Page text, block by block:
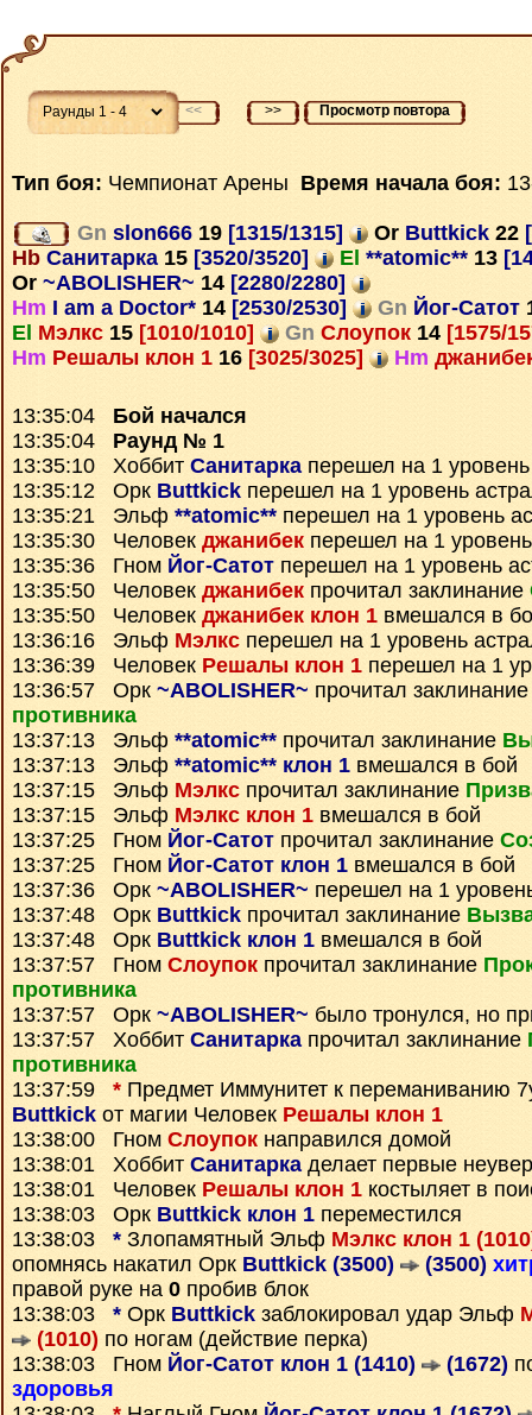
<< >> Просмотр повтора
Тип боя: Чемпионат Арены Время начала боя:
Gn slon666 19 [1315/1315] Or Buttkick 22
Hb Санитарка 15 [3520/3520] El **atomic** 13
Or ~ABOLISHER~ 14 [2280/2280]
Hm I am a Doctor* 14 [2530/2530] Gn Йог-Сатот
El Мэлкс 15 [1010/1010] Gn Слоупок 14 [1575/
Hm Решалы клон 1 16 [3025/3025] Hm
13:35:04 Бой начался
13:35:04 Раунд № 1
13:35:10 Хоббит Санитаркаперешел на 1 уровень
13:35:12 Орк Buttkick перешел на 1 уровень
13:35:21 Эльф **atomic** перешел на 1 уровень
13:35:30 Человек джанибек перешел на 1
13:35:36 Гном Йог-Сатот перешел на 1 уровень
13:35:50 Человек джанибек прочитал заклинание
13:35:50 Человек джанибек клон 1 вмешался в
13:36:16 Эльф Мэлкс перешел на 1 уровень
13:36:39 Человек Решалы клон 1 перешел на 1
13:36:57 Орк ~ABOLISHER~ прочитал
противника
13:37:13 Эльф **atomic** прочитал заклинание
13:37:13 Эльф **atomic** клон 1 вмешался в бой
13:37:15 Эльф Мэлкс прочитал заклинание
13:37:15 Эльф Мэлкс клон 1 вмешался в бой
13:37:25 Гном Йог-Сатот прочитал заклинание
13:37:25 Гном Йог-Сатот клон 1 вмешался в бой
13:37:36 Орк ~ABOLISHER~ перешел на 1
13:37:48 Орк Buttkick прочитал заклинание
13:37:48 Орк Buttkick клон 1 вмешался в бой
13:37:57 Гном Слоупок прочитал заклинание
противника
13:37:57 Орк ~ABOLISHER~ было тронулся, но
13:37:57 Хоббит Санитаркапрочитал заклинание
противника
13:37:59 * Предмет Иммунитет к переманиванию
Buttkick от магии Человек Решалы клон 1
13:38:00 Гном Слоупок направился домой
13:38:01 Хоббит Санитарка делает первые
13:38:01 Человек Решалы клон 1 костыляет в
13:38:03 Орк Buttkick клон 1 переместился
13:38:03 * Злопамятный Эльф Мэлкс клон 1
опомнясь накатил Орк Buttkick (3500) (3500)
правой руке на 0 пробив блок
13:38:03 * Орк Buttkick заблокировал удар Эльф
(1010) по ногам (действие перка)
13:38:03 Гном Йог-Сатот клон 1 (1410) (1672)
здоровья